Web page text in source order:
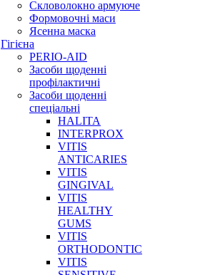
Скловолокно армуюче
Формовочні маси
Ясенна маска
Гігієна
PERIO-AID
Засоби щоденні
профілактичні
Засоби щоденні
спеціальні
HALITA
INTERPROX
VITIS
ANTICARIES
VITIS
GINGIVAL
VITIS
HEALTHY
GUMS
VITIS
ORTHODONTIC
VITIS